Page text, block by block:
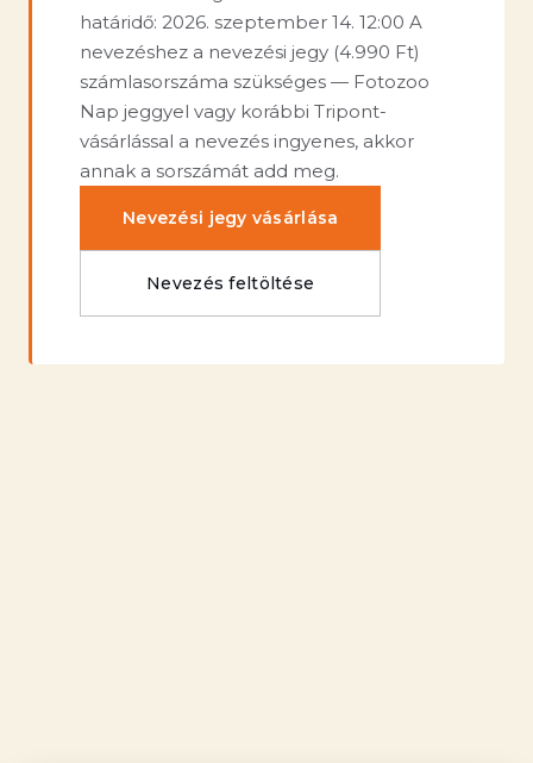
határidő: 2026. szeptember 14. 12:00 A
nevezéshez a nevezési jegy (4.990 Ft)
számlasorszáma szükséges — Fotozoo
Nap jeggyel vagy korábbi Tripont-
vásárlással a nevezés ingyenes, akkor
annak a sorszámát add meg.
Nevezési jegy vásárlása
Nevezés feltöltése